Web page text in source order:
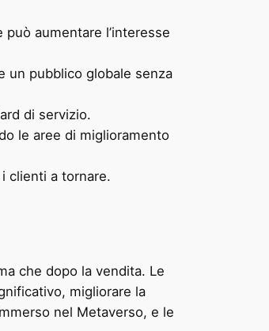
aumentare l’interesse
un pubblico globale senza
di servizio.
le aree di miglioramento
clienti a tornare.
che dopo la vendita. Le
migliorare la
nel Metaverso, e le